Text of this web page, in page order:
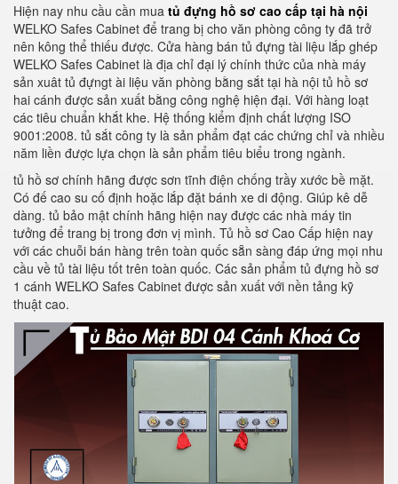
Hiện nay nhu cầu cần mua tủ đựng hồ sơ cao cấp tại hà nội
WELKO Safes Cabinet để trang bị cho văn phòng công ty đã trở
nên kông thể thiếu được. Cửa hàng bán tủ đựng tài liệu lắp ghép
WELKO Safes Cabinet là địa chỉ đại lý chính thức của nhà máy
sản xuât tủ đựngt ài liệu văn phòng bằng sắt tại hà nội tủ hồ sơ
hai cánh được sản xuất bằng công nghệ hiện đại. Với hàng loạt
các tiêu chuẩn khắt khe. Hệ thống kiểm định chất lượng ISO
9001:2008. tủ sắt công ty là sản phẩm đạt các chứng chỉ và nhiều
năm liền được lựa chọn là sản phẩm tiêu biểu trong ngành.
tủ hồ sơ chính hãng được sơn tĩnh điện chống trầy xước bề mặt.
Có đế cao su cố định hoặc lắp đặt bánh xe di động. Giúp kê dễ
dàng. tủ bảo mật chính hãng hiện nay được các nhà máy tin
tưởng để trang bị trong đơn vị mình. Tủ hồ sơ Cao Cấp hiện nay
với các chuỗi bán hàng trên toàn quốc sẵn sàng đáp ứng mọi nhu
cầu về tủ tài liệu tốt trên toàn quốc. Các sản phẩm tủ đựng hồ sơ
1 cánh WELKO Safes Cabinet được sản xuất với nền tảng kỹ
thuật cao.